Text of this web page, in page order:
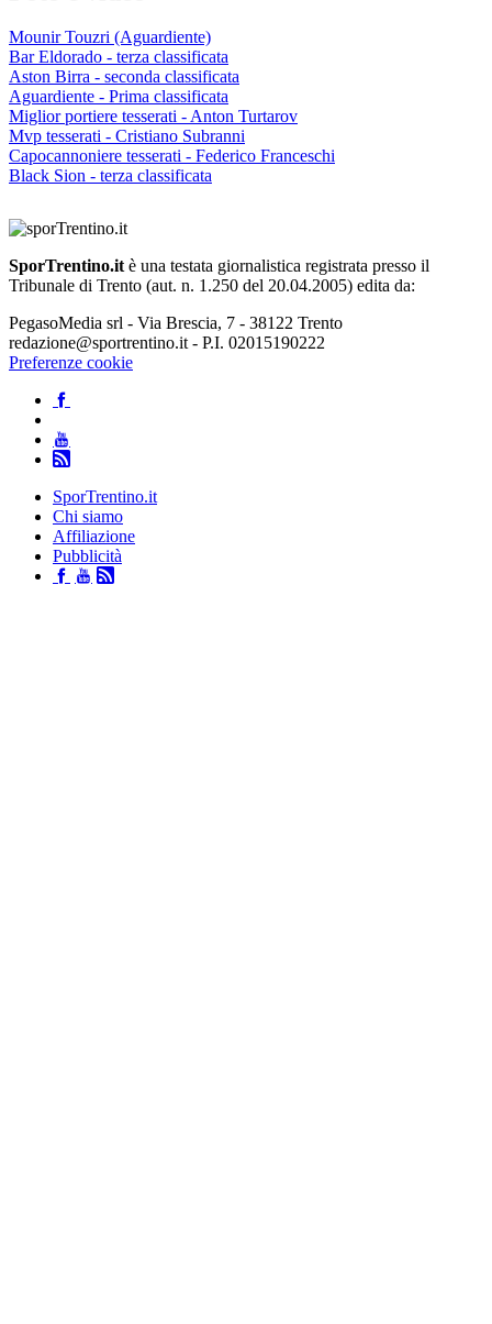
Mounir Touzri (Aguardiente)
Bar Eldorado - terza classificata
Aston Birra - seconda classificata
Aguardiente - Prima classificata
Miglior portiere tesserati - Anton Turtarov
Mvp tesserati - Cristiano Subranni
Capocannoniere tesserati - Federico Franceschi
Black Sion - terza classificata
SporTrentino.itè una testata giornalistica registrata presso il
Tribunale di Trento (aut. n. 1.250 del 20.04.2005) edita da:
PegasoMedia srl - Via Brescia, 7 - 38122 Trento
redazione@sportrentino.it - P.I. 02015190222
Preferenze cookie
SporTrentino.it
Chi siamo
Affiliazione
Pubblicità